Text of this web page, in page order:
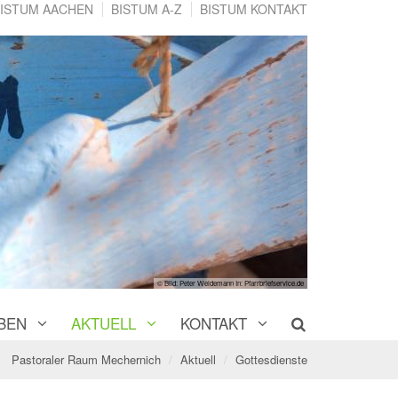
AACHEN BISTUM A-Z BISTUM KONTAKT
© Bild: Peter Weidemann In: Pfarrbriefservice.de
AKTUELL KONTAKT
Pastoraler Raum Mechernich Aktuell Gottesdienste